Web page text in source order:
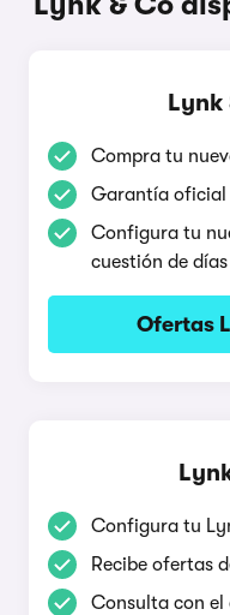
Lynk
Compra tu
Garantía
Configura tu
cuestión de días
Ofertas
Configura tu
Recibe ofertas
Consulta con